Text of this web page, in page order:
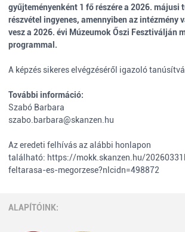
gyűjteményenként 1 fő részére a 2026. májusi
részvétel ingyenes, amennyiben az intézmény
vesz a 2026. évi Múzeumok Őszi Fesztiválján
programmal.
A képzés sikeres elvégzéséről igazoló
További információ:
Szabó Barbara
szabo.barbara@skanzen.hu
Az eredeti felhívás az alábbi honlapon
található: https://mokk.skanzen.hu/
feltarasa-es-megorzese?nlcidn=498872
ALAPÍTÓINK: